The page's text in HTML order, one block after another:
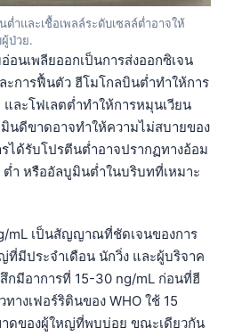
ต่ำและเชื้อเพลล์ระดับเซลล์ต่ำอาจให้
ป่วย.
นเพลียออกเป็นการส่งออกซิเจน
ะการฟื้นตัว ฮีโมโกลบินต่ำทำให้การ
และโฟเลตต่ำทำให้การหมุนเวียน
นดีขาดอาจทำให้ความไม่สบายของ
ได้รับโปรตีนต่ำอาจปรากฏทางอ้อม
ต่ำ หรืออัลบูมินต่ำในบริบทที่เหมาะ
mL เป็นสัญญาณที่ชัดเจนของการ
มีประจำเดือน นักวิ่ง และผู้บริจาค
กมีอาการที่ 15-30 ng/mL ก่อนที่ฮี
างเฟอร์ริตินของ WHO ใช้ 15
ดของผู้ใหญ่ที่พบบ่อย ขณะเดียวกัน